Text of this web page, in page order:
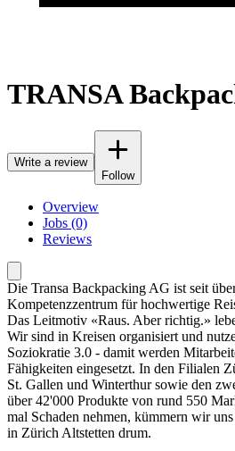
TRANSA
Write a review
Follow
Overview
Jobs (0)
Reviews
Die Transa Backpacking AG ist seit
Kompetenzzentrum für hochwertige
Das Leitmotiv «Raus. Aber richtig.»
Wir sind in Kreisen organisiert und
Soziokratie 3.0 - damit werden
Fähigkeiten eingesetzt. In den Filialen
St. Gallen und Winterthur sowie den
über 42'000 Produkte von rund 550
mal Schaden nehmen, kümmern wir
in Zürich Altstetten drum.